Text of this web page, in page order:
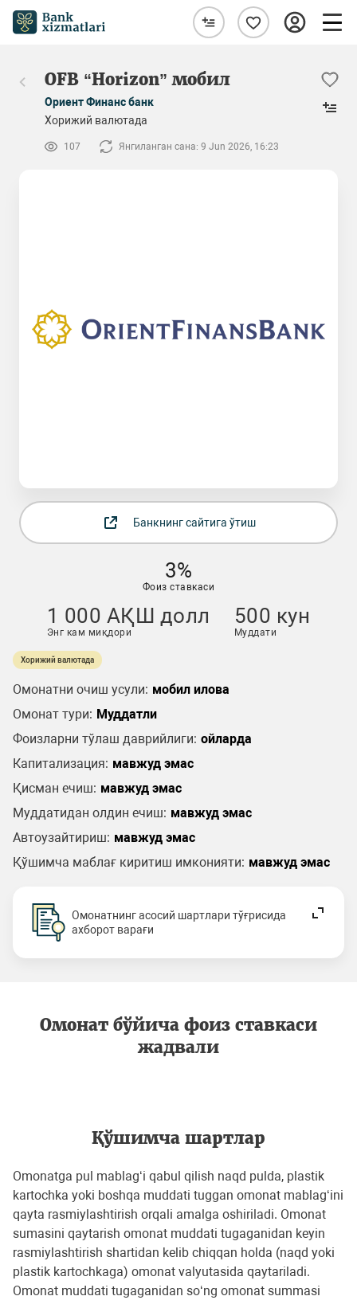
OFB “Horizon” мобил
Ориент Финанс банк
Хорижий валютада
107 Янгиланган сана: 9 Jun 2026, 16:23
Банкнинг сайтига ўтиш
3%
Фоиз ставкаси
1 000 АҚШ долл
Энг кам миқдори
500 кун
Муддати
Хорижий валютада
Омонатни очиш усули: мобил илова
Омонат тури: Муддатли
Фоизларни тўлаш даврийлиги: ойларда
Капитализация: мавжуд эмас
Қисман ечиш: мавжуд эмас
Муддатидан олдин ечиш: мавжуд эмас
Автоузайтириш: мавжуд эмас
Қўшимча маблағ киритиш имконияти: мавжуд эмас
Омонатнинг асосий шартлари тўғрисида
ахборот варағи
Омонат бўйича фоиз ставкаси
жадвали
Қўшимча шартлар
Omonatga pul mablag‘i qabul qilish naqd pulda, plastik
kartochka yoki boshqa muddati tuggan omonat mablag‘ini
qayta rasmiylashtirish orqali amalga oshiriladi. Omonat
sumasini qaytarish omonat muddati tugaganidan keyin
rasmiylashtirish shartidan kelib chiqqan holda (naqd yoki
plastik kartochkaga) omonat valyutasida qaytariladi.
Omonat muddati tugaganidan so‘ng omonat summasi